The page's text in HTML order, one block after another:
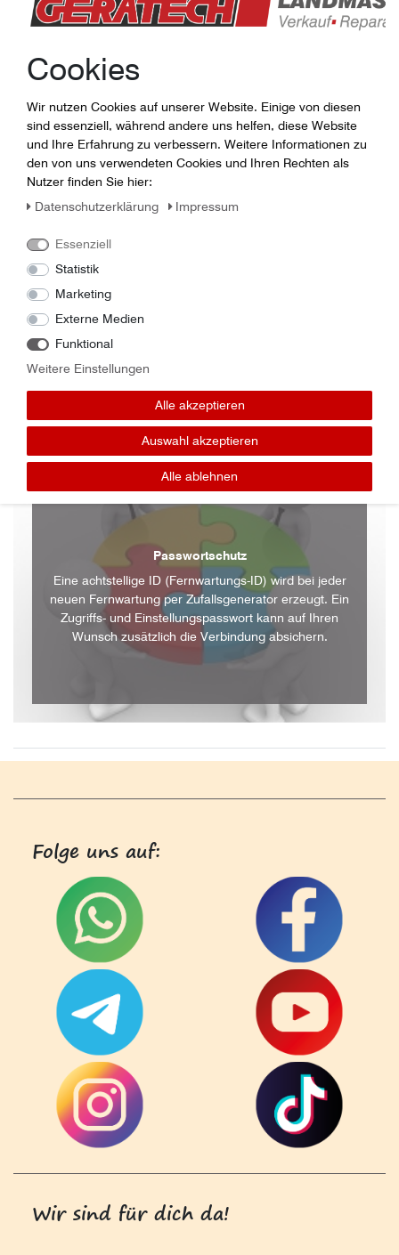
An der Vermittlung der Verbindung sind ausschließlich
Deutschland beteiligt.
Ende, Teilnehmer und Steuerung. Optional
dokumentiert ein Video die Fernwartung und speichert
Passwortschutz
Eine achtstellige ID (Fernwartungs-ID) wird bei jeder
neuen Fernwartung per Zufallsgenerator erzeugt. Ein
Zugriffs- und Einstellungspasswort kann auf Ihren
Wunsch zusätzlich die Verbindung absichern.
Folge uns auf:
Wir sind für dich da!
Cookies
Wir nutzen Cookies auf unserer Website. Einige von diesen
sind essenziell, während andere uns helfen, diese Website
und Ihre Erfahrung zu verbessern. Weitere Informationen zu
den von uns verwendeten Cookies und Ihren Rechten als
Nutzer finden Sie hier:
Daten­schutz­erklärung
Impressum
Essenziell
Statistik
Marketing
Externe Medien
Funktional
Weitere Einstellungen
Alle akzeptieren
Auswahl akzeptieren
Alle ablehnen